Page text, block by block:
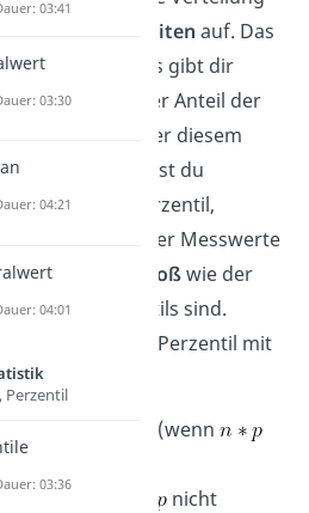
große Einheiten auf. Das
eines Messwerts gibt dir
darüber, welcher Anteil der
über oder unter diesem
liegt. Betrachtest du
das 95. Perzentil,
das, dass 95% der Messwerte
oder gleich großwie der
des 95. Perzentils sind.
kannst du ein Perzentil mit
(wenn
(wenn
nicht
03:41
03:30
04:21
04:01
Perzentil
03:36